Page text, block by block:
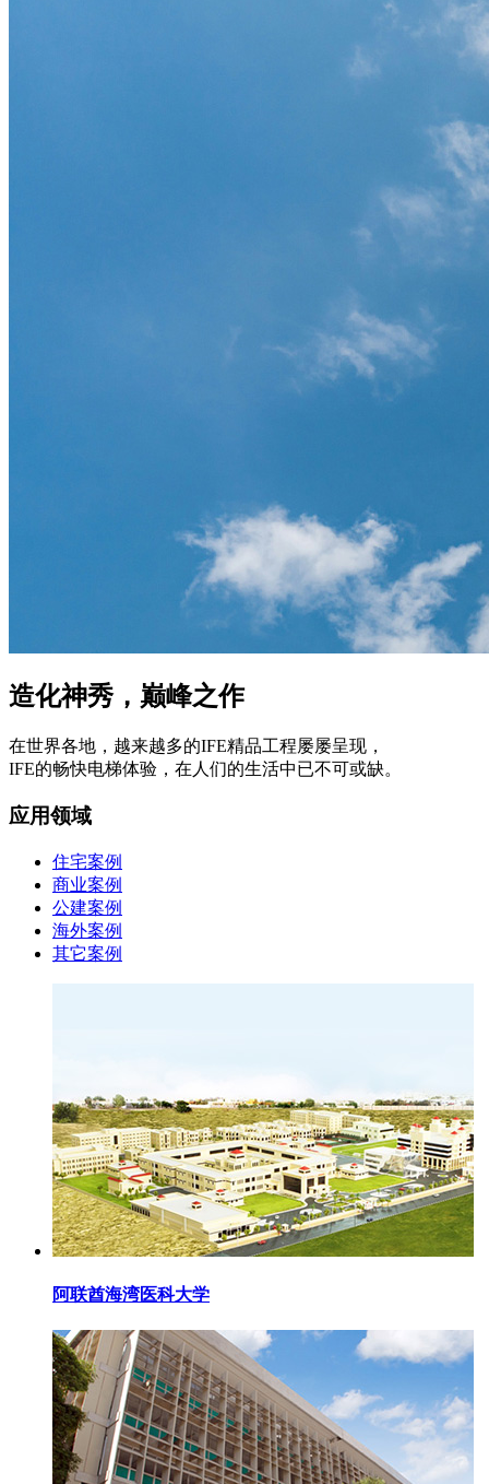
造化神秀，巅峰之作
在世界各地，越来越多的IFE精品工程屡屡呈现，
IFE的畅快电梯体验，在人们的生活中已不可或缺。
应用领域
住宅案例
商业案例
公建案例
海外案例
其它案例
阿联酋海湾医科大学